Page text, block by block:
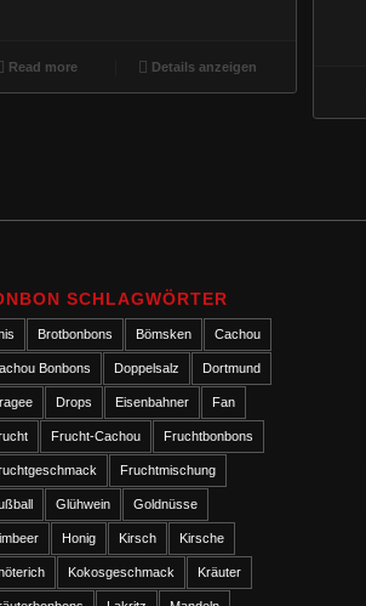
Read more Details anzeigen
SCHLAGWÖRTER
Brotbonbons Bömsken Cachou
Bonbons Doppelsalz Dortmund
Drops Eisenbahner Fan
Frucht-Cachou Fruchtbonbons
Fruchtmischung
Glühwein Goldnüsse
Honig Kirsch Kirsche
Kokosgeschmack Kräuter